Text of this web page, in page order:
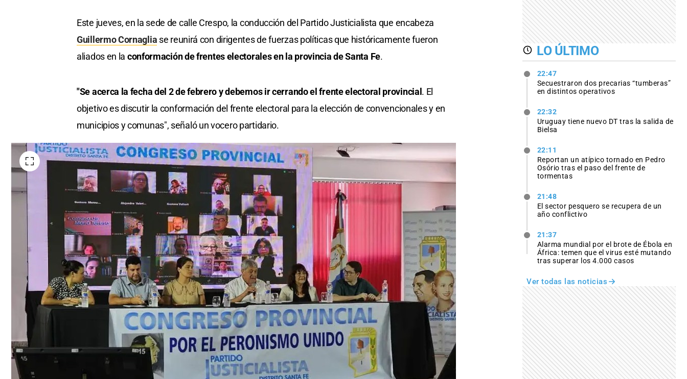
Este jueves, en la sede de calle Crespo, la conducción del Partido Justicialista que encabeza
Guillermo Cornaglia se reunirá con dirigentes de fuerzas políticas que históricamente fueron
aliados en la conformación de frentes electorales en la provincia de Santa Fe.
"Se acerca la fecha del 2 de febrero y debemos ir cerrando el frente electoral provincial. El
objetivo es discutir la conformación del frente electoral para la elección de convencionales y en
municipios y comunas", señaló un vocero partidario.
LO ÚLTIMO
22:47
Secuestraron dos precarias “tumberas”
en distintos operativos
22:32
Uruguay tiene nuevo DT tras la salida de
Bielsa
22:11
Reportan un atípico tornado en Pedro
Osório tras el paso del frente de
tormentas
21:48
El sector pesquero se recupera de un
año conflictivo
21:37
Alarma mundial por el brote de Ébola en
África: temen que el virus esté mutando
tras superar los 4.000 casos
Ver todas las noticias